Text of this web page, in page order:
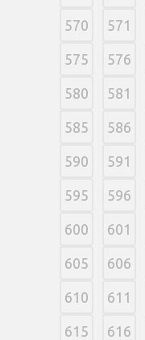
570 571
575 576
580 581
585 586
590 591
595 596
600 601
605 606
610 611
615 616